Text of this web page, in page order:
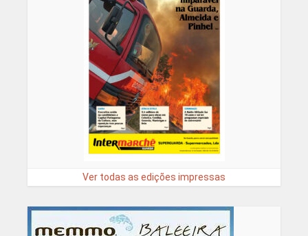
Ver todas as edições impressas